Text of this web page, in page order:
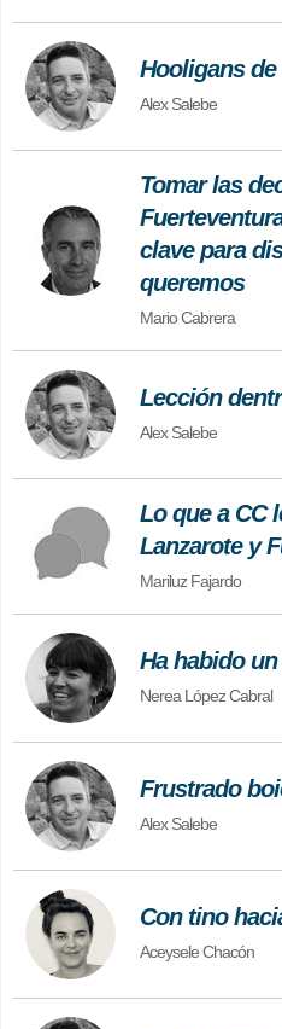
Hooligans
Alex Salebe
Tomar las
clave para
queremos
Mario Cabrera
Lección
Alex Salebe
Lo que a CC
Lanzarote y
Mariluz Fajardo
Ha habido
Nerea López Cabral
Frustrado
Alex Salebe
Con tino
Aceysele Chacón